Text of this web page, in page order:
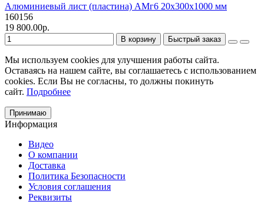
Алюминиевый лист (пластина) АМг6 20х300х1000 мм
160156
19 800.00р.
В корзину Быстрый заказ
Мы используем cookies для улучшения работы сайта.
Оставаясь на нашем сайте, вы соглашаетесь с использованием
cookies. Если Вы не согласны, то должны покинуть
сайт. Подробнее
Принимаю
Информация
Видео
О компании
Доставка
Политика Безопасности
Условия соглашения
Реквизиты